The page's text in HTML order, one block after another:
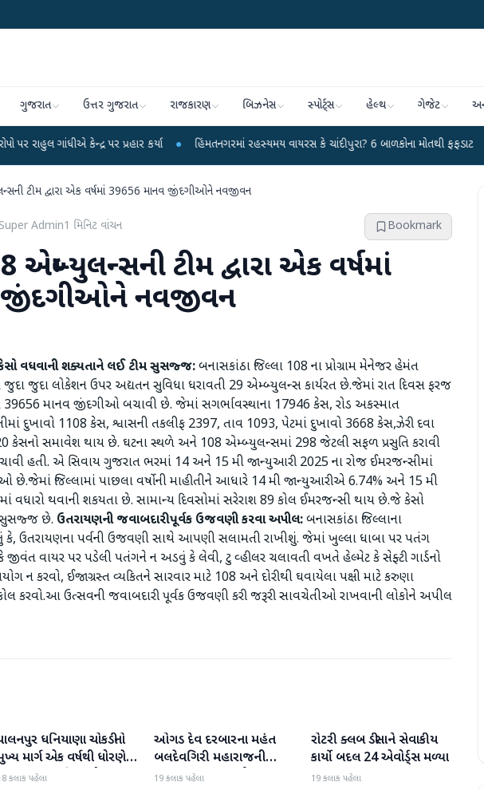
ગુજરાત ઉત્તર ગુજરાત રાજકારણ બિઝનેસ સ્પોર્ટ્સ હેલ્થ ગેજેટ
કેન્દ્ર પર પ્રહાર કર્યા ● હિંમતનગરમાં રહસ્યમય વાયરસ કે ચાંદીપુરા? 6 બાળકોના મોતથી ફફડાટ ● હવામાન
ટીમ દ્વારા એક વર્ષમાં 39656 માનવ જીંદગીઓને નવજીવન
Super Admin1 મિનિટ વાંચન Bookmark
એમ્બ્યુલન્સની ટીમ દ્વારા એક વર્ષમાં
નવજીવન
વધવાની શક્યતાને લઈ ટીમ સુસજ્જ:બનાસકાંઠા જિલ્લા 108 ના પ્રોગ્રામ મેનેજર હેમંત
જુદા લોકેશન ઉપર અદ્યતન સુવિધા ધરાવતી 29 એમ્બ્યુલન્સ કાર્યરત છે.જેમાં રાત દિવસ ફરજ
માનવ જીંદગીઓ બચાવી છે. જેમાં સગર્ભાવસ્થાના 17946 કેસ, રોડ અકસ્માત
દુખાવો 1108 કેસ, શ્વાસની તકલીફ 2397, તાવ 1093, પેટમાં દુખાવો 3668 કેસ,ઝેરી દવા
કેસનો સમાવેશ થાય છે. ઘટના સ્થળે અને 108 એમ્બ્યુલન્સમાં 298 જેટલી સફળ પ્રસુતિ કરાવી
હતી. એ સિવાય ગુજરાત ભરમાં 14 અને 15 મી જાન્યુઆરી 2025 ના રોજ ઈમરજન્સીમાં
છે.જેમાં જિલ્લામાં પાછલા વર્ષોની માહીતીને આધારે 14 મી જાન્યુઆરીએ 6.74% અને 15 મી
વધારો થવાની શકયતા છે. સામાન્ય દિવસોમાં સરેરાશ 89 કોલ ઈમરજન્સી થાય છે.જે કેસો
સુસજ્જ છે. ઉતરાયણની જવાબદારીપૂર્વક ઉજવણી કરવા અપીલ:બનાસકાંઠા જિલ્લાના
કે, ઉતરાયણના પર્વની ઉજવણી સાથે આપણી સલામતી રાખીશું. જેમાં ખુલ્લા ધાબા પર પતંગ
વાયર પર પડેલી પતંગને ન અડવું કે લેવી, ટુ વ્હીલર ચલાવતી વખતે હેલ્મેટ કે સેફ્ટી ગાર્ડનો
ન કરવો, ઈજાગ્રસ્ત વ્યકિતને સારવાર માટે 108 અને દોરીથી ઘવાયેલા પક્ષી માટે કરુણા
કરવો.આ ઉત્સવની જવાબદારી પૂર્વક ઉજવણી કરી જરૂરી સાવચેતીઓ રાખવાની લોકોને અપીલ
બનાસકાંઠાધનિયાણા ચોકડીનો
માર્ગ એક વર્ષથી ધોરણે:
પછી રસ્તો ન
કલાક પહેલા
બનાસકાંઠા
ઓગડ દેવ દરબારના મહંત
બલદેવગિરી મહારાજની
અટકાયત બાદ જામીન પર
19 કલાક પહેલા
બનાસકાંઠા
રોટરી ક્લબ ડીસાને સેવાકીય
કાર્યો બદલ 24 એવોર્ડ્સ મળ્યા
19 કલાક પહેલા